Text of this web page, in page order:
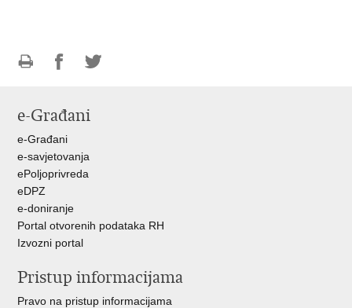
FacebookuTwitteru
e-Građani
e-Građani
e-savjetovanja
ePoljoprivreda
eDPZ
e-doniranje
Portal otvorenih podataka RH
Izvozni portal
Pristup informacijama
Pravo na pristup informacijama